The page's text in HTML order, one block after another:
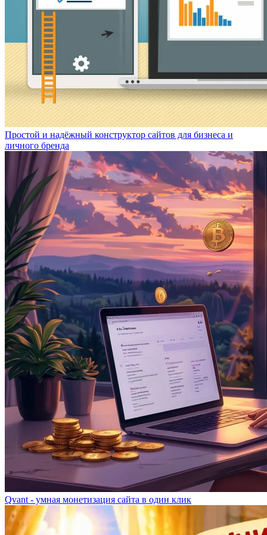
Простой и надёжный конструктор сайтов для бизнеса и
личного бренда
Qvant - умная монетизация сайта в один клик